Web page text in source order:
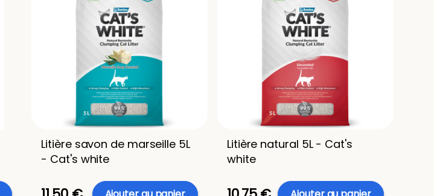
Litière savon de marseille 5L
- Cat's white
Litière natural 5L - Cat's
white